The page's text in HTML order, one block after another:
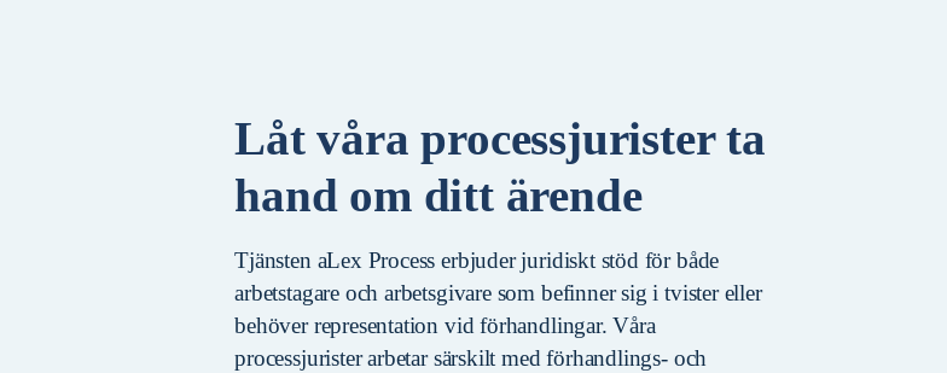
Låt våra processjurister ta
hand om ditt ärende
Tjänsten aLex Process erbjuder juridiskt stöd för både
arbetstagare och arbetsgivare som befinner sig i tvister eller
behöver representation vid förhandlingar. Våra
processjurister arbetar särskilt med förhandlings- och